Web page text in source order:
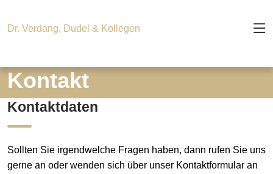
Dr. Verdang, Dudel & Kollegen
Kontakt
Kontaktdaten
Sollten Sie irgendwelche Fragen haben, dann rufen Sie uns
gerne an oder wenden sich über unser Kontaktformular an